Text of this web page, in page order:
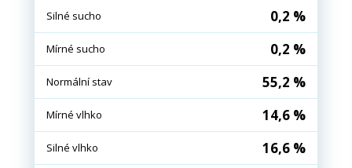
Silné sucho 0,2 %
Mírné sucho 0,2 %
Normální stav 55,2 %
Mírné vlhko 14,6 %
Silné vlhko 16,6 %